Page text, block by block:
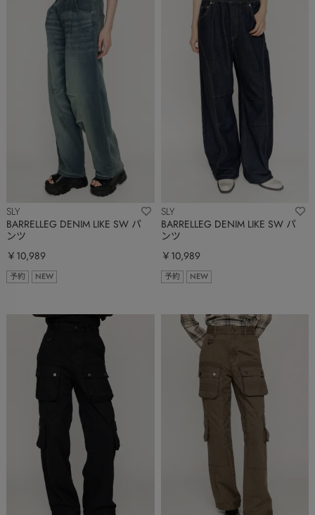
SLY
BARRELLEG DENIM LIKE SW パ
ンツ
￥10,989
予約 NEW
SLY
BARRELLEG DENIM LIKE SW パ
ンツ
￥10,989
予約 NEW